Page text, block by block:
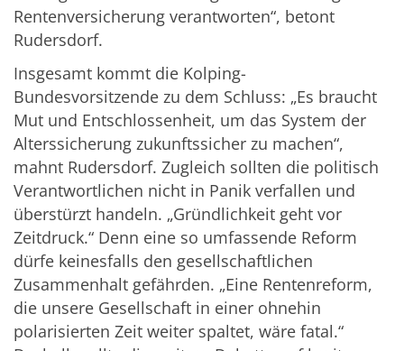
Rentenversicherung verantworten“, betont
Rudersdorf.
Insgesamt kommt die Kolping-
Bundesvorsitzende zu dem Schluss: „Es braucht
Mut und Entschlossenheit, um das System der
Alterssicherung zukunftssicher zu machen“,
mahnt Rudersdorf. Zugleich sollten die politisch
Verantwortlichen nicht in Panik verfallen und
überstürzt handeln. „Gründlichkeit geht vor
Zeitdruck.“ Denn eine so umfassende Reform
dürfe keinesfalls den gesellschaftlichen
Zusammenhalt gefährden. „Eine Rentenreform,
die unsere Gesellschaft in einer ohnehin
polarisierten Zeit weiter spaltet, wäre fatal.“